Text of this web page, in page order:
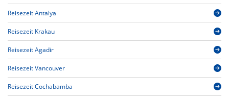
Reisezeit Antalya
Reisezeit Krakau
Reisezeit Agadir
Reisezeit Vancouver
Reisezeit Cochabamba